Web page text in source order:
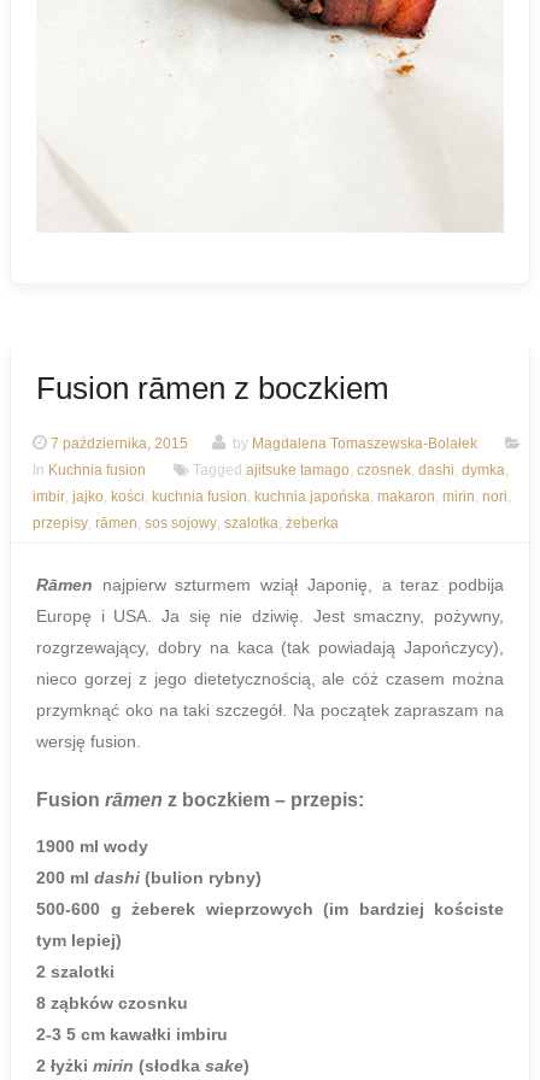
Fusion rāmen z boczkiem
7 października, 2015 by Magdalena Tomaszewska-Bolałek
In Kuchnia fusion Tagged ajitsuke tamago, czosnek, dashi, dymka,
imbir, jajko, kości, kuchnia fusion, kuchnia japońska, makaron, mirin, nori,
przepisy, rāmen, sos sojowy, szalotka, żeberka
Rāmen najpierw szturmem wziął Japonię, a teraz podbija
Europę i USA. Ja się nie dziwię. Jest smaczny, pożywny,
rozgrzewający, dobry na kaca (tak powiadają Japończycy),
nieco gorzej z jego dietetycznością, ale cóż czasem można
przymknąć oko na taki szczegół. Na początek zapraszam na
wersję fusion.
Fusion rāmen z boczkiem – przepis:
1900 ml wody
200 ml dashi (bulion rybny)
500-600 g żeberek wieprzowych (im bardziej kościste
tym lepiej)
2 szalotki
8 ząbków czosnku
2-3 5 cm kawałki imbiru
2 łyżki mirin (słodka sake)